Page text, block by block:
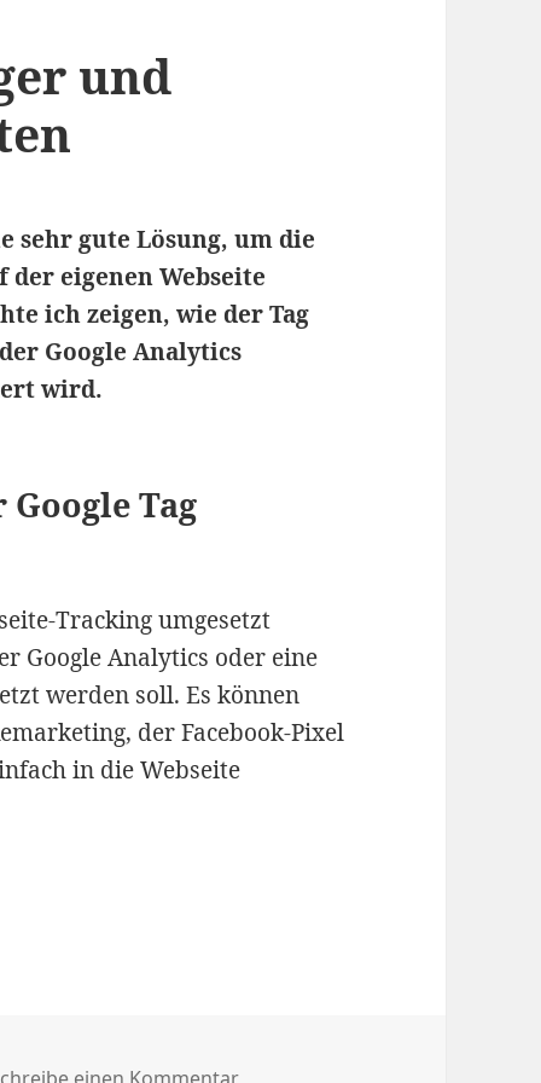
und
sehr gute Lösung, um die
eigenen Webseite
ich zeigen, wie der Tag
Google Analytics
wird.
Tag
Tracking umgesetzt
Google Analytics oder eine
werden soll. Es können
der Facebook-Pixel
in die Webseite
und Analytics einrichten
zu Google Tag Manager und